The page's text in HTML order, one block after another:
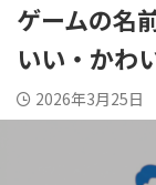
ゲームの名
いい・かわ
2026年3月25日